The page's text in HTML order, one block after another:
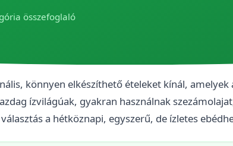
összefoglaló
könnyen elkészíthető ételeket kínál, amelyek
ízvilágúak, gyakran használnak
a hétköznapi, egyszerű, de ízletes